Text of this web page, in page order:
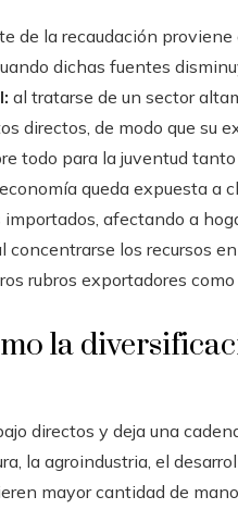
de la recaudación
dichas fuentes
al tratarse de un sector
directos, de modo que su
todo para la juventud tanto
queda expuesta a
afectando a
concentrarse los recursos
rubros exportadores
la
directos y deja una
la agroindustria, el
mayor cantidad de